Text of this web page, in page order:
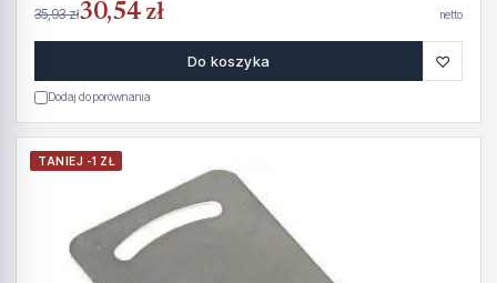
35,93 zł30,54 zł netto
Do koszyka ♡
Dodaj do porównania
TANIEJ -1 ZŁ